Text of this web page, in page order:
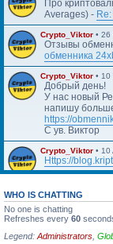
Про
Averages) -
Crypto_Viktor • 26
Отзывы
обменника
Crypto_Viktor • 10
Добрый день!
У нас новый
напишу
https://
С ув. Виктор
Crypto_Viktor • 10
Https://
WHO IS CHATTING
No one is chatting
Refreshes every 60
Legend: Administrators